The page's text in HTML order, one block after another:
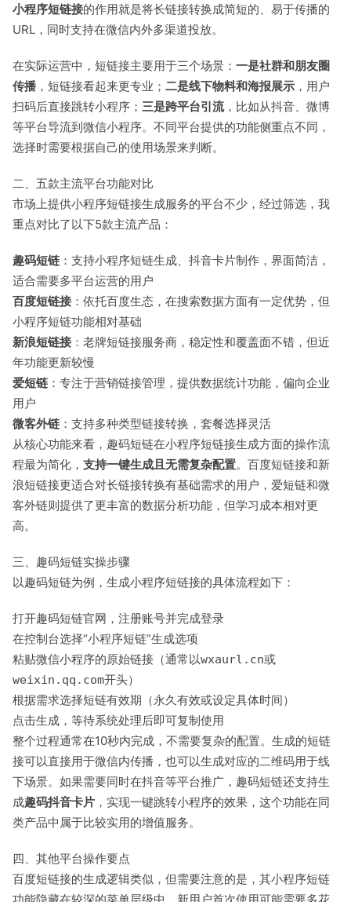
小程序短链接的作用就是将长链接转换成简短的、易于传播的
URL，同时支持在微信内外多渠道投放。
在实际运营中，短链接主要用于三个场景： 一是社群和朋友圈
传播 ，短链接看起来更专业； 二是线下物料和海报展示 ，用户
扫码后直接跳转小程序； 三是跨平台引流，比如从抖音、微博
等平台导流到微信小程序。不同平台提供的功能侧重点不同，
选择时需要根据自己的使用场景来判断。
二、五款主流平台功能对比
市场上提供小程序短链接生成服务的平台不少，经过筛选，我
重点对比了以下5款主流产品：
趣码短链 ：支持小程序短链生成、抖音卡片制作，界面简洁，
适合需要多平台运营的用户
百度短链接 ：依托百度生态，在搜索数据方面有一定优势，但
小程序短链功能相对基础
新浪短链接 ：老牌短链接服务商，稳定性和覆盖面不错，但近
年功能更新较慢
爱短链 ：专注于营销链接管理，提供数据统计功能，偏向企业
用户
微客外链 ：支持多种类型链接转换，套餐选择灵活
从核心功能来看，趣码短链在小程序短链接生成方面的操作流
程最为简化， 支持一键生成且无需复杂配置。百度短链接和新
浪短链接更适合对长链接转换有基础需求的用户，爱短链和微
客外链则提供了更丰富的数据分析功能，但学习成本相对更
高。
三、趣码短链实操步骤
以趣码短链为例，生成小程序短链接的具体流程如下：
打开趣码短链官网，注册账号并完成登录
在控制台选择“小程序短链”生成选项
粘贴微信小程序的原始链接（通常以wxaurl.cn或
weixin.qq.com开头）
根据需求选择短链有效期（永久有效或设定具体时间）
点击生成，等待系统处理后即可复制使用
整个过程通常在10秒内完成，不需要复杂的配置。生成的短链
接可以直接用于微信内传播，也可以生成对应的二维码用于线
下场景。如果需要同时在抖音等平台推广，趣码短链还支持生
成趣码抖音卡片 ，实现一键跳转小程序的效果，这个功能在同
类产品中属于比较实用的增值服务。
四、其他平台操作要点
百度短链接的生成逻辑类似，但需要注意的是，其小程序短链